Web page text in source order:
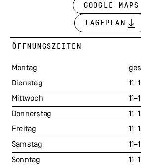
Google Maps
Lageplan
ÖFFNUNGSZEITEN
Montag
Dienstag
Mittwoch
Donnerstag
Freitag
Samstag
Sonntag